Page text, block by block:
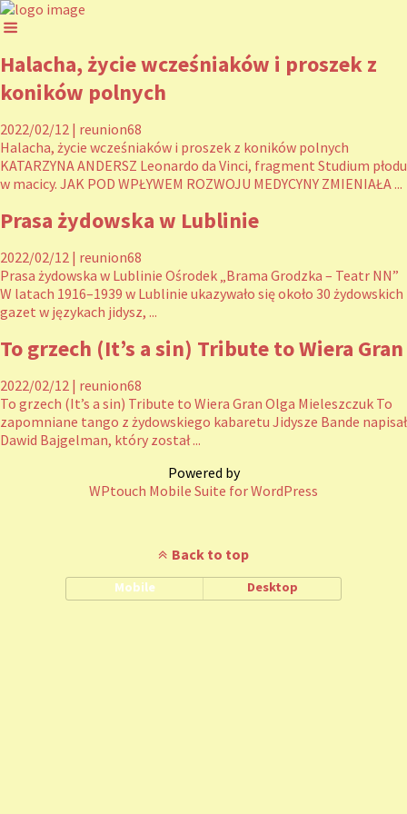
Halacha, życie wcześniaków i proszek z
koników polnych
2022/02/12 | reunion68
Halacha, życie wcześniaków i proszek z koników polnych
KATARZYNA ANDERSZ Leonardo da Vinci, fragment Studium płodu
w macicy. JAK POD WPŁYWEM ROZWOJU MEDYCYNY ZMIENIAŁA ...
Prasa żydowska w Lublinie
2022/02/12 | reunion68
Prasa żydowska w Lublinie Ośrodek „Brama Grodzka – Teatr NN”
W latach 1916–1939 w Lublinie ukazywało się około 30 żydowskich
gazet w językach jidysz, ...
To grzech (It’s a sin) Tribute to Wiera Gran
2022/02/12 | reunion68
To grzech (It’s a sin) Tribute to Wiera Gran Olga Mieleszczuk To
zapomniane tango z żydowskiego kabaretu Jidysze Bande napisał
Dawid Bajgelman, który został ...
Powered by
WPtouch Mobile Suite for WordPress
Back to top
Mobile Desktop